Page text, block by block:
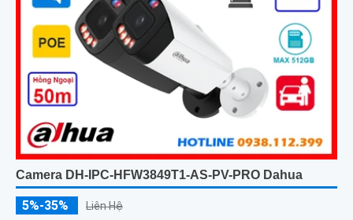
Camera DH-IPC-HFW3849T1-AS-PV-PRO Dahua
5%-35% Liên Hệ